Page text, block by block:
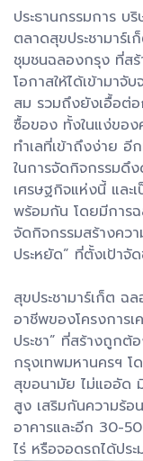
ประธานกรรมการ บ
ตลาดสุขประชามาร์
ชุมชนฉลองกรุง ที่ส
โอกาสให้ได้เข้ามาจั
สม รวมถึงยังเอื้อต่
ซื้อของ ทั้งในแง่ขอ
ทำเลที่เข้าถึงง่าย อี
ในการจัดกิจกรรมดึ
เศรษฐกิจแห่งนี้ และ
พร้อมกัน โดยมีการ
จัดกิจกรรมสร้างคว
ประหยัด” ที่ตั้งเป้าจั
สุขประชามาร์เก็ต ฉ
อาชีพของโครงการเ
ประชา” ที่สร้างถูก
กรุงเทพมหานครฯ โ
สุขอนามัย ไม่แออัด
สูง เสริมกันความร้
อาคารและอีก 30-
ไร่ หรือจอดรถได้ปร